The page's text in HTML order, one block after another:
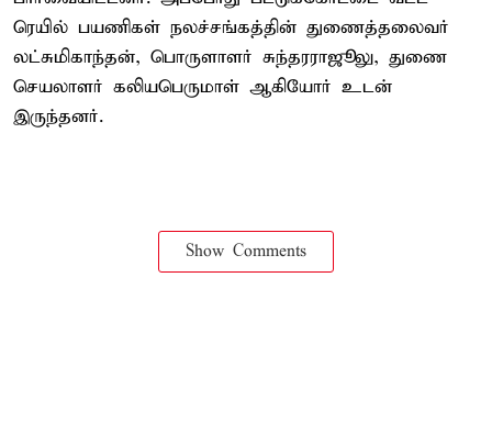
ரெயில் பயணிகள் நலச்சங்கத்தின் துணைத்தலைவர்
லட்சுமிகாந்தன், பொருளாளர் சுந்தரராஜூலு, துணை
செயலாளர் கலியபெருமாள் ஆகியோர் உடன்
இருந்தனர்.
Show Comments